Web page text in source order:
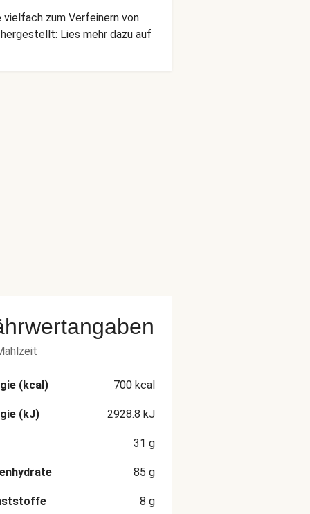
zum Verfeinern von
Lies mehr dazu auf
(kcal) 700 kcal
(kJ) 2928.8 kJ
31 g
85 g
8 g